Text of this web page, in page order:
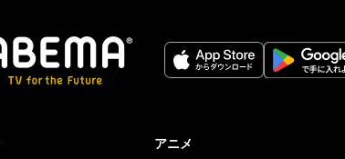
アニメ